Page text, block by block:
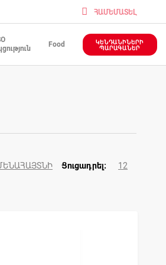
ՀԱՄԵՄԱՏԵԼ
Food
ԿԵՆԴԱՆԻՆԵՐԻ
ՊԱՐԱԳԱՆԵՐ
12